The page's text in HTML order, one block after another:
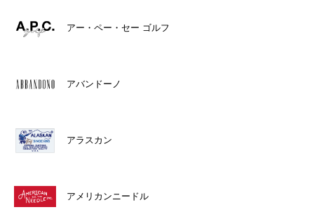
アー・ペー・セー ゴルフ
アバンドーノ
アラスカン
アメリカンニードル